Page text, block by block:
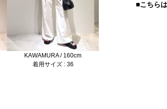
KAWAMURA / 160cm
着用サイズ : 36
■こちら